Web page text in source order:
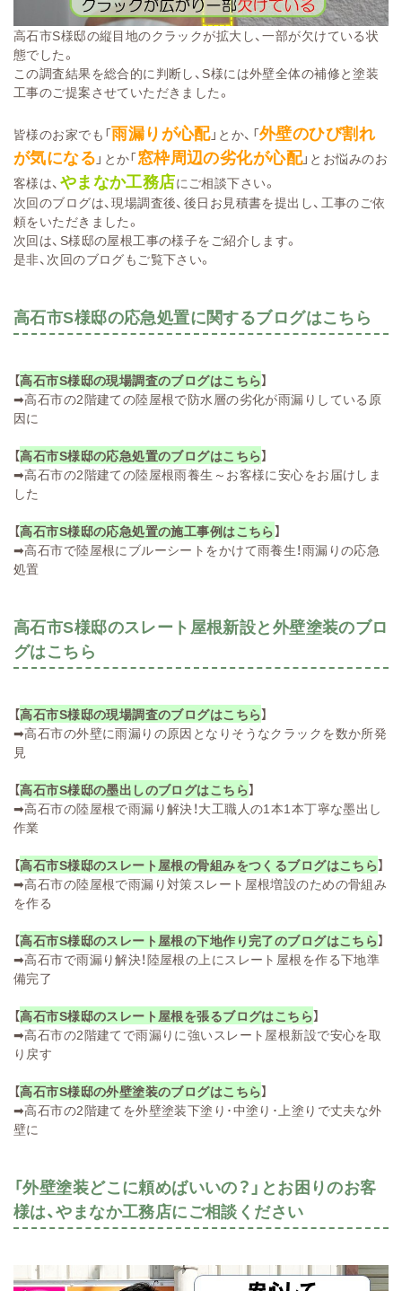
高石市S様邸の縦目地のクラックが拡大し、一部が欠けている状
態でした。
この調査結果を総合的に判断し、S様には外壁全体の補修と塗装
工事のご提案させていただきました。
皆様のお家でも「雨漏りが心配」とか、「外壁のひび割れ
が気になる 」とか「窓枠周辺の劣化が心配」とお悩みのお
客様は、 やまなか工務店にご相談下さい。
次回のブログは、現場調査後、後日お見積書を提出し、工事のご依
頼をいただきました。
次回は、S様邸の屋根工事の様子をご紹介します。
是非、次回のブログもご覧下さい。
高石市S様邸の応急処置に関するブログはこちら
【高石市S様邸の現場調査のブログはこちら】
➡高石市の2階建ての陸屋根で防水層の劣化が雨漏りしている原
因に
【高石市S様邸の応急処置のブログはこちら】
➡高石市の2階建ての陸屋根雨養生～お客様に安心をお届けしま
した
【高石市S様邸の応急処置の施工事例はこちら】
➡高石市で陸屋根にブルーシートをかけて雨養生！雨漏りの応急
処置
高石市S様邸のスレート屋根新設と外壁塗装のブロ
グはこちら
【高石市S様邸の現場調査のブログはこちら】
➡高石市の外壁に雨漏りの原因となりそうなクラックを数か所発
見
【高石市S様邸の墨出しのブログはこちら】
➡高石市の陸屋根で雨漏り解決！大工職人の1本1本丁寧な墨出し
作業
【高石市S様邸のスレート屋根の骨組みをつくるブログはこちら】
➡高石市の陸屋根で雨漏り対策スレート屋根増設のための骨組み
を作る
【高石市S様邸のスレート屋根の下地作り完了のブログはこちら】
➡高石市で雨漏り解決！陸屋根の上にスレート屋根を作る下地準
備完了
【高石市S様邸のスレート屋根を張るブログはこちら】
➡高石市の2階建てで雨漏りに強いスレート屋根新設で安心を取
り戻す
【高石市S様邸の外壁塗装のブログはこちら】
➡高石市の2階建てを外壁塗装下塗り･中塗り･上塗りで丈夫な外
壁に
「外壁塗装どこに頼めばいいの？」とお困りのお客
様は、やまなか工務店にご相談ください